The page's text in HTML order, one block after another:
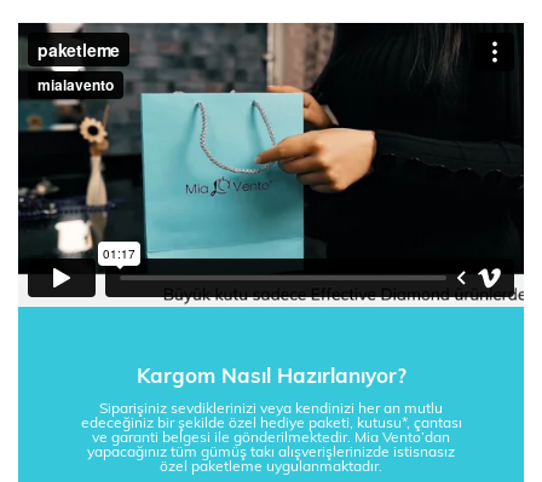
Kargom Nasıl Hazırlanıyor?
Siparişiniz sevdiklerinizi veya kendinizi her an mutlu
edeceğiniz bir şekilde özel hediye paketi, kutusu*, çantası
ve garanti belgesi ile gönderilmektedir. Mia Vento’dan
yapacağınız tüm gümüş takı alışverişlerinizde istisnasız
özel paketleme uygulanmaktadır.